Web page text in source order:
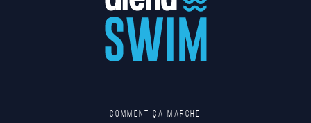
Comment ça marche